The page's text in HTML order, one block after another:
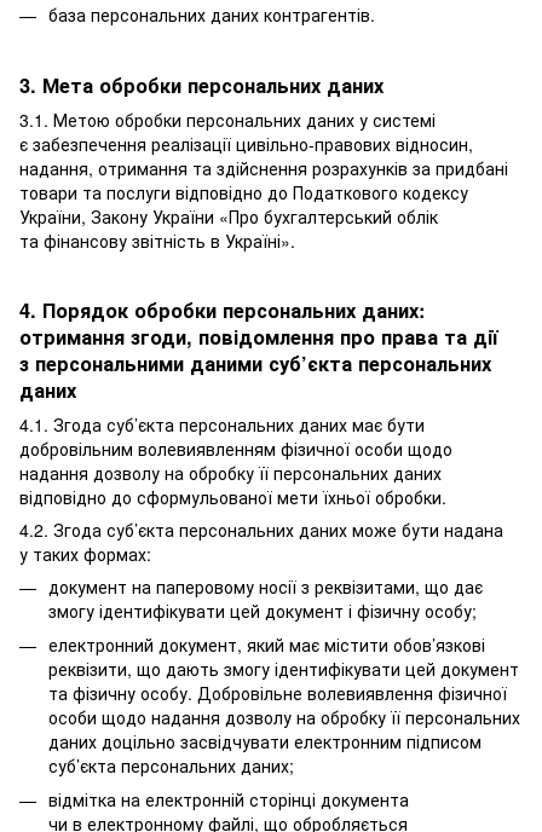
база персональних даних контрагентів.
3. Мета обробки персональних даних
3.1. Метою обробки персональних даних у системі
є забезпечення реалізації цивільно-правових відносин,
надання, отримання та здійснення розрахунків за придбані
товари та послуги відповідно до Податкового кодексу
України, Закону України «Про бухгалтерський облік
та фінансову звітність в Україні».
4. Порядок обробки персональних даних:
отримання згоди, повідомлення про права та дії
з персональними даними суб’єкта персональних
даних
4.1. Згода суб’єкта персональних даних має бути
добровільним волевиявленням фізичної особи щодо
надання дозволу на обробку її персональних даних
відповідно до сформульованої мети їхньої обробки.
4.2. Згода суб’єкта персональних даних може бути надана
у таких формах:
документ на паперовому носії з реквізитами, що дає
змогу ідентифікувати цей документ і фізичну особу;
електронний документ, який має містити обов’язкові
реквізити, що дають змогу ідентифікувати цей документ
та фізичну особу. Добровільне волевиявлення фізичної
особи щодо надання дозволу на обробку її персональних
даних доцільно засвідчувати електронним підписом
суб’єкта персональних даних;
відмітка на електронній сторінці документа
чи в електронному файлі, що обробляється